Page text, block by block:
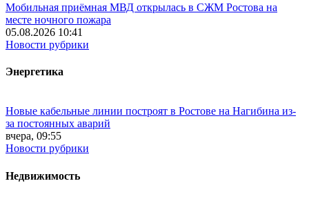
Мобильная приёмная МВД открылась в СЖМ Ростова на
месте ночного пожара
05.08.2026 10:41
Новости рубрики
Энергетика
Новые кабельные линии построят в Ростове на Нагибина из-
за постоянных аварий
вчера, 09:55
Новости рубрики
Недвижимость